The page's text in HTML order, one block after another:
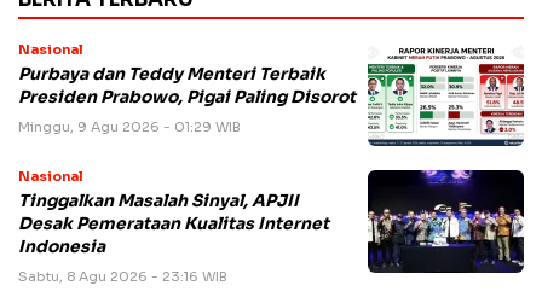
Nasional
Purbaya dan Teddy Menteri Terbaik
Presiden Prabowo, Pigai Paling Disorot
Minggu, 9 Agu 2026 - 01:29 WIB
Nasional
Tinggalkan Masalah Sinyal, APJII
Desak Pemerataan Kualitas Internet
Indonesia
Sabtu, 8 Agu 2026 - 23:16 WIB